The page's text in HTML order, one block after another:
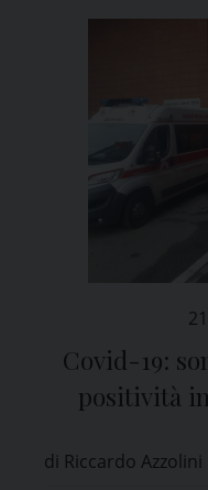
Covid-19:
positività
di Riccardo Azzolini